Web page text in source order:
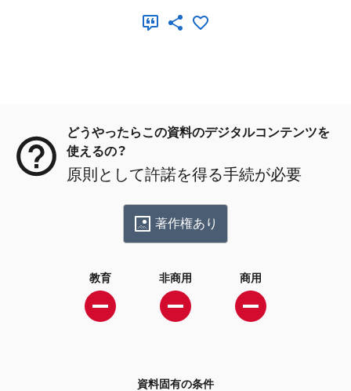
どうやったらこの資料のデジタルコンテンツを
使えるの？
原則として許諾を得る手続が必要
著作権あり
教育 非商用 商用
資料固有の条件